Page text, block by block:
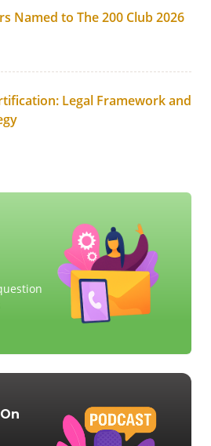
Named to The 200 Club 2026
Legal Framework and